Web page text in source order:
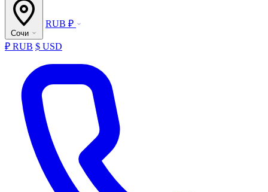
Сочи
RUB ₽
₽ RUB $ USD